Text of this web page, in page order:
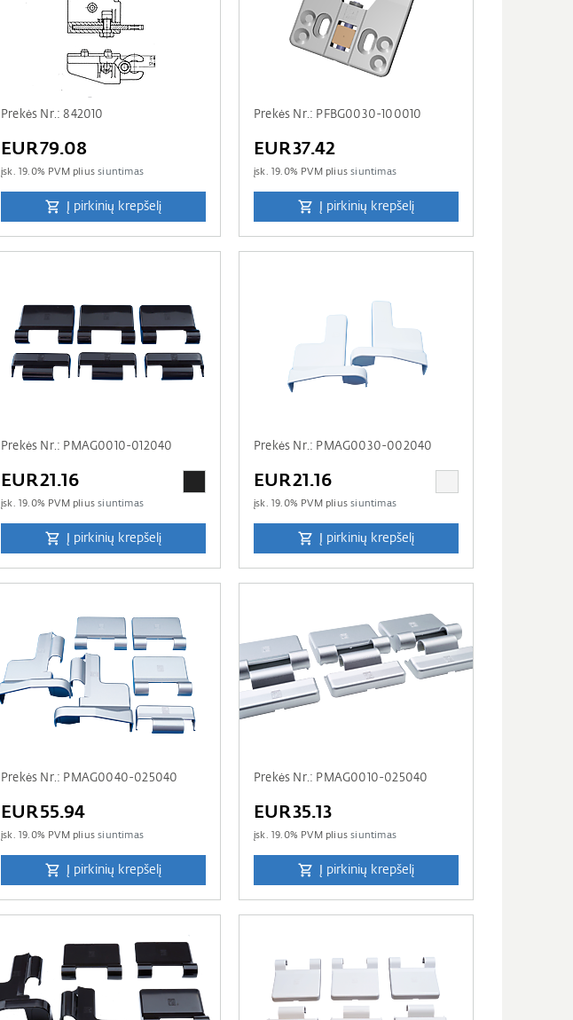
Prekės Nr.: 842010
EUR79.08
įsk. 19.0% PVM pliussiuntimas
Į pirkinių krepšelį
Prekės Nr.: PFBG0030-100010
EUR37.42
įsk. 19.0% PVM pliussiuntimas
Į pirkinių krepšelį
Prekės Nr.: PMAG0010-012040
EUR21.16
įsk. 19.0% PVM pliussiuntimas
Į pirkinių krepšelį
Prekės Nr.: PMAG0030-002040
EUR21.16
įsk. 19.0% PVM pliussiuntimas
Į pirkinių krepšelį
Prekės Nr.: PMAG0040-025040
EUR55.94
įsk. 19.0% PVM pliussiuntimas
Į pirkinių krepšelį
Prekės Nr.: PMAG0010-025040
EUR35.13
įsk. 19.0% PVM pliussiuntimas
Į pirkinių krepšelį